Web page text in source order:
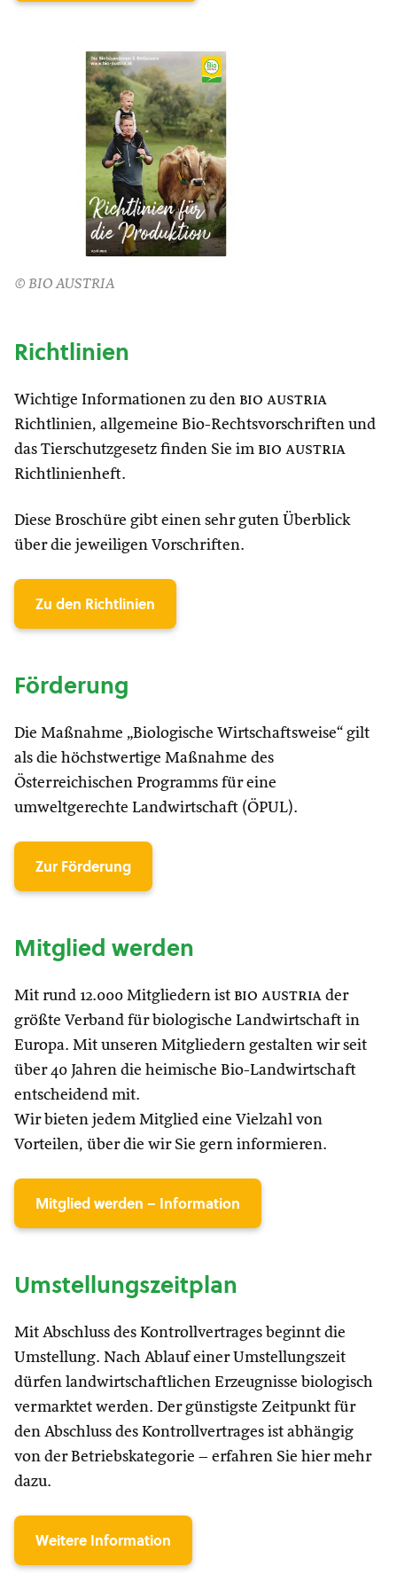
© BIO AUSTRIA
Richtlinien
Wichtige Informationen zu den bio austria
Richtlinien, allgemeine Bio-Rechtsvorschriften und
das Tierschutzgesetz finden Sie im bio austria
Richtlinienheft.
Diese Broschüre gibt einen sehr guten Überblick
über die jeweiligen Vorschriften.
Zu den Richtlinien
Förderung
Die Maßnahme „Biologische Wirtschaftsweise“ gilt
als die höchstwertige Maßnahme des
Österreichischen Programms für eine
umweltgerechte Landwirtschaft (ÖPUL).
Zur Förderung
Mitglied werden
Mit rund 12.000 Mitgliedern ist bio austria der
größte Verband für biologische Landwirtschaft in
Europa. Mit unseren Mitgliedern gestalten wir seit
über 40 Jahren die heimische Bio-Landwirtschaft
entscheidend mit.
Wir bieten jedem Mitglied eine Vielzahl von
Vorteilen, über die wir Sie gern informieren.
Mitglied werden – Information
Umstellungszeitplan
Mit Abschluss des Kontrollvertrages beginnt die
Umstellung. Nach Ablauf einer Umstellungszeit
dürfen landwirtschaftlichen Erzeugnisse biologisch
vermarktet werden. Der günstigste Zeitpunkt für
den Abschluss des Kontrollvertrages ist abhängig
von der Betriebskategorie – erfahren Sie hier mehr
dazu.
Weitere Information